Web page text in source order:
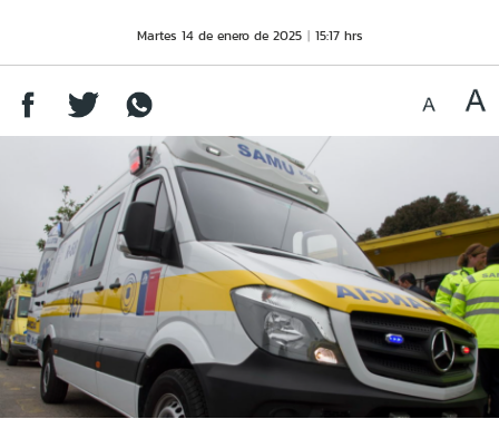
Martes 14 de enero de 2025 15:17 hrs